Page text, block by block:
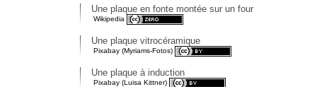
Une plaque en fonte montée sur un four
Wikipedia
Une plaque vitrocéramique
Pixabay (Myriams-Fotos)
Une plaque à induction
Pixabay (Luisa Kittner)